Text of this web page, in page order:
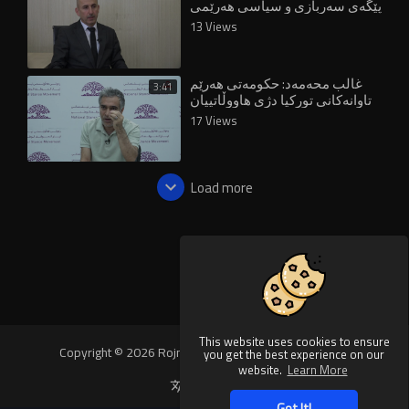
This website uses cookies to ensure
you get the best experience on our
website. Learn More
پێگەی سەربازی و سیاسی هەرێمی
لاوازکردووە
13 Views
3:41 غالب محەمەد: حکومەتی هەرێم
تاوانەکانی تورکیا دژی هاووڵاتییان
پەردەپۆش دەکات
17 Views
Load more
Copyright © 2026 Rojnews Video. All rights reserved.
Language